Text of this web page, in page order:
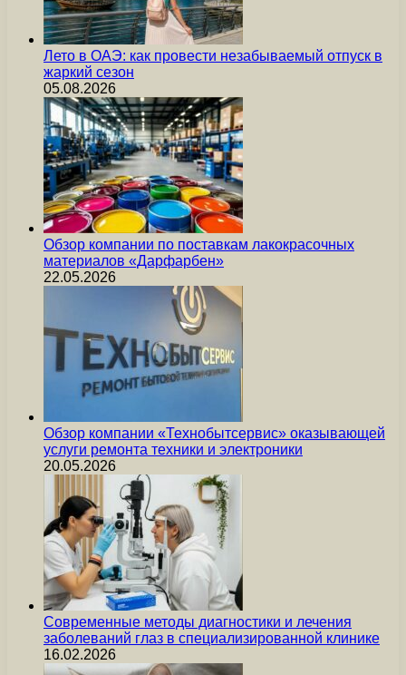
Лето в ОАЭ: как провести незабываемый отпуск в
жаркий сезон
05.08.2026
Обзор компании по поставкам лакокрасочных
материалов «Дарфарбен»
22.05.2026
Обзор компании «Технобытсервис» оказывающей
услуги ремонта техники и электроники
20.05.2026
Современные методы диагностики и лечения
заболеваний глаз в специализированной клинике
16.02.2026